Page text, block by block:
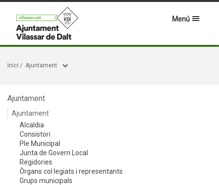
Menú
Inici / Ajuntament
Ajuntament
Ajuntament
Alcaldia
Consistori
Ple Municipal
Junta de Govern Local
Regidories
Òrgans col·legiats i representants
Grups municipals